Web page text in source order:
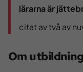
lärarna är
citat av två av
Om